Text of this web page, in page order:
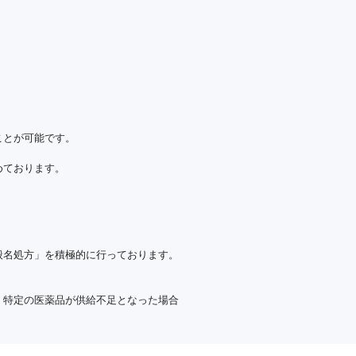
するのに必要な情報を収集するため
より、速やかに報告するものとする｡
が可能です。
おります。
おります。
処方」を積極的に行っております。
定の医薬品が供給不足となった場合